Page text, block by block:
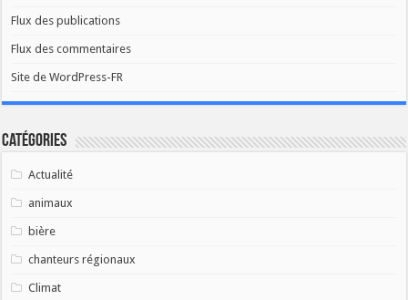
Flux des publications
Flux des commentaires
Site de WordPress-FR
Catégories
Actualité
animaux
bière
chanteurs régionaux
Climat